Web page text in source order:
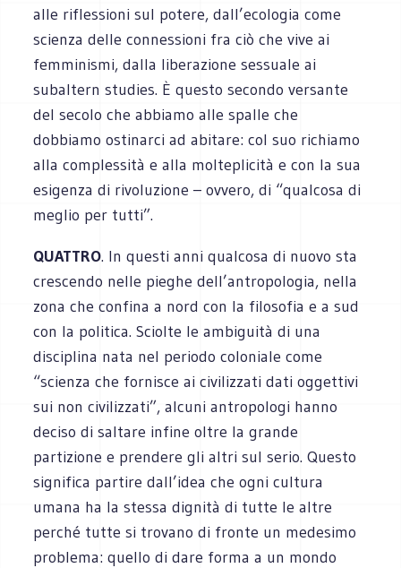
alle riflessioni sul potere, dall’ecologia come
scienza delle connessioni fra ciò che vive ai
femminismi, dalla liberazione sessuale ai
subaltern studies. È questo secondo versante
del secolo che abbiamo alle spalle che
dobbiamo ostinarci ad abitare: col suo richiamo
alla complessità e alla molteplicità e con la sua
esigenza di rivoluzione – ovvero, di “qualcosa di
meglio per tutti”.
QUATTRO. In questi anni qualcosa di nuovo sta
crescendo nelle pieghe dell’antropologia, nella
zona che confina a nord con la filosofia e a sud
con la politica. Sciolte le ambiguità di una
disciplina nata nel periodo coloniale come
“scienza che fornisce ai civilizzati dati oggettivi
sui non civilizzati”, alcuni antropologi hanno
deciso di saltare infine oltre la grande
partizione e prendere gli altri sul serio. Questo
significa partire dall’idea che ogni cultura
umana ha la stessa dignità di tutte le altre
perché tutte si trovano di fronte un medesimo
problema: quello di dare forma a un mondo